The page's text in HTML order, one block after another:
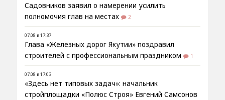
Садовников заявил о намерении усилить
полномочия глав на местах
2
07.08 в 17:37
Глава «Железных дорог Якутии» поздравил
строителей с профессиональным праздником
1
07.08 в 17:03
«Здесь нет типовых задач»: начальник
стройплощадки «Полюс Строя» Евгений Самсонов